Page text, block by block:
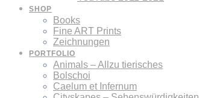
SHOP
Books
Fine ART Prints
Zeichnungen
PORTFOLIO
Animals – Allzu tierisches
Bolschoi
Caelum et Infernum